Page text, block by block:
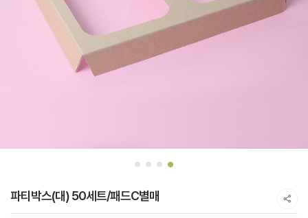
파티박스(대) 50세트/패드C별매